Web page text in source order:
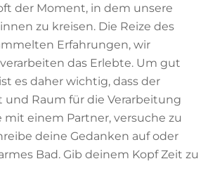
der Moment, in dem unsere
zu kreisen. Die Reize des
Erfahrungen, wir
das Erlebte. Um gut
es daher wichtig, dass der
und Raum für die Verarbeitung
mit einem Partner, versuche zu
deine Gedanken auf oder
Bad. Gib deinem Kopf Zeit zu